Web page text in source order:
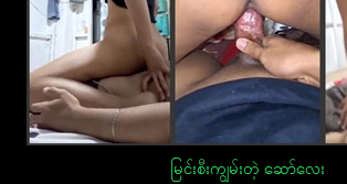
မြင်းစီးကျွမ်းတဲ့ ဆော်လေး